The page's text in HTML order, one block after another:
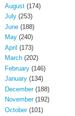
August (174)
July (253)
June (188)
May (240)
April (173)
March (202)
February (146)
January (134)
December(188)
November(192)
October(101)